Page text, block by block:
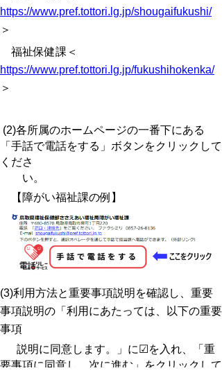
https://www.pref.tottori.lg.jp/shougaifukushi/
＞
福祉保健課＜
https://www.pref.tottori.lg.jp/fukushihokenka/
＞
(2)各所属のホームページの一番下にある
「手話で電話をする」ボタンをクリックして
くださ
い。
【障がい福祉課の例】
(3)利用方法と重要事項説明を確認し、重要
事項説明の「利用にあたっては、以下の重要
事項
説明に同意します。」に☑を入れ、「重
要事項に同意し、次に進む」をクリックして